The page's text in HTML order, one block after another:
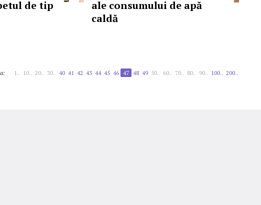
de tip
ale consumului de apă
caldă
1.. 10.. 20.. 30.. 40 41 42 43 44 45 46 47 48 49 50.. 60.. 70.. 80.. 90.. 100.. 200..